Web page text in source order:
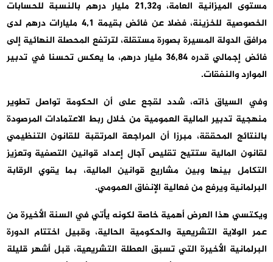
مستوى الميزانية العامة، و21,32 مليار درهم بالنسبة للحسابات
الخصوصية للخزينة، فضلا عن فائض بقيمة 4,1 مليارات درهم لدى
مرافق الدولة المسيرة بصورة مستقلة، لترتفع المحصلة النهائية إلى
فائض إجمالي قدره 36,84 مليار درهم، ما يعكس تحسنا في تدبير
الموارد والنفقات.
وفي السياق ذاته، شدد لقجع على أن الحكومة تواصل تطوير
منهجية تدبير المالية العمومية من خلال ربط الاعتمادات المرصودة
بالنتائج المحققة، مبرزا أن المراجعة المرتقبة للقانون التنظيمي
لقانون المالية ستتيح تقليص آجال إعداد قوانين التصفية وتعزيز
التكامل بينها وبين مشاريع قوانين المالية، بما يقوي الرقابة
البرلمانية ويرفع من فعالية الإنفاق العمومي.
ويكتسي هذا العرض أهمية خاصة لكونه يأتي في السنة الأخيرة من
عمر الولاية التشريعية والحكومية الحالية، وقبيل اختتام الدورة
البرلمانية الأخيرة التي تسبق العطلة التشريعية، قبل أشهر قليلة